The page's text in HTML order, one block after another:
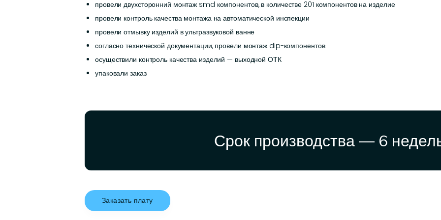
провели двухсторонний монтаж smd компонентов, в количестве 201 компонентов на изделие
провели контроль качества монтажа на автоматической инспекции
провели отмывку изделий в ультразвуковой ванне
согласно технической документации, провели монтаж dip-компонентов
осуществили контроль качества изделий — выходной ОТК
упаковали заказ
Срок производства — 6
Заказать плату